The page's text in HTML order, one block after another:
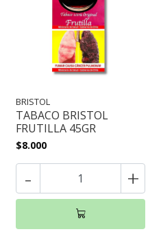
BRISTOL
TABACO BRISTOL
FRUTILLA 45GR
$8.000
- +